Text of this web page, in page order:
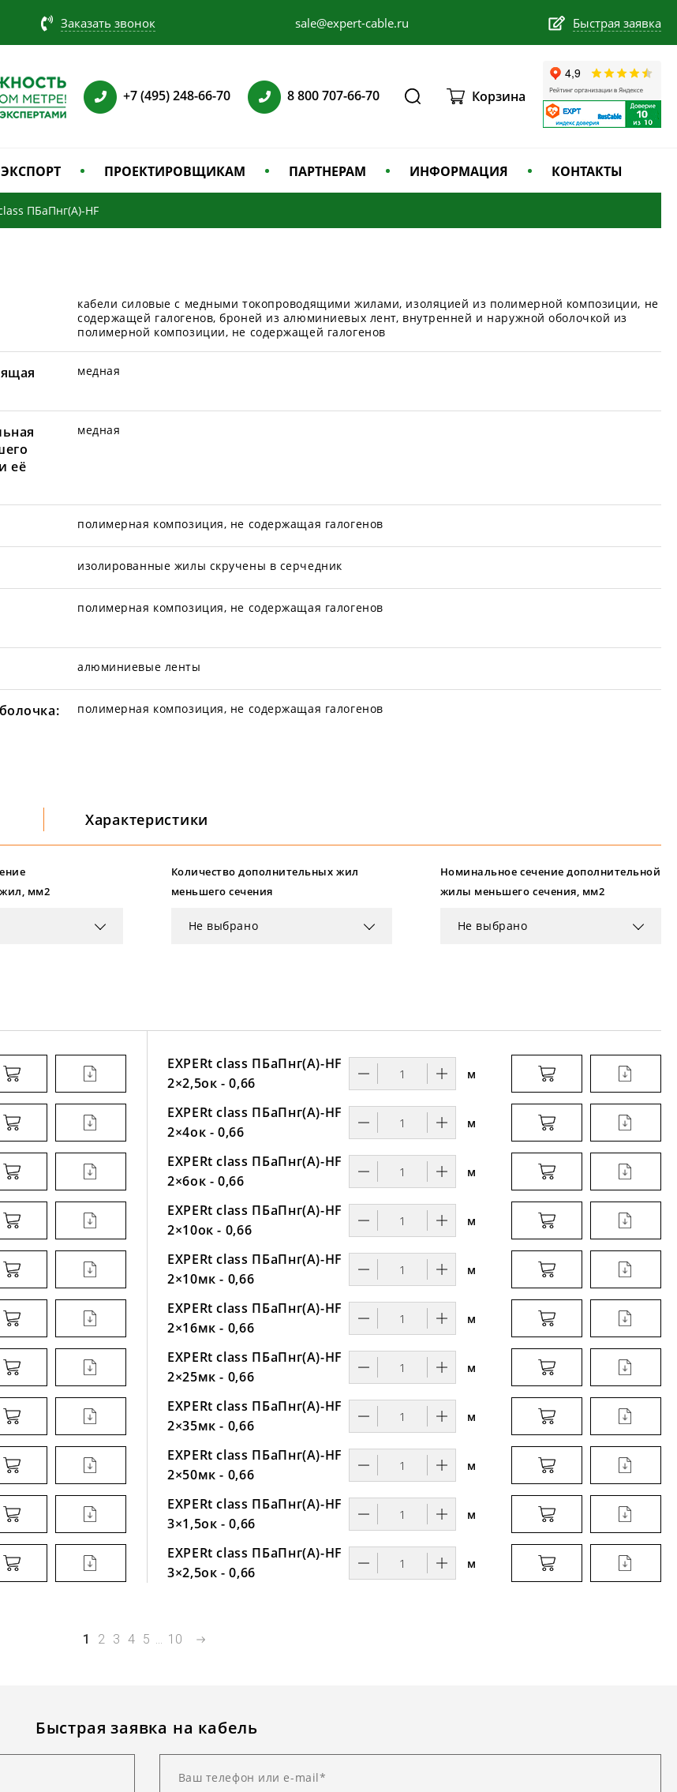
Заказать звонок sale@expert-cable.ru Быстрая заявка
+7 (495) 248-66-70 8 800 707-66-70 Корзина
ЭКСПОРТ ПРОЕКТИРОВЩИКАМ ПАРТНЕРАМ ИНФОРМАЦИЯ КОНТАКТЫ
ПБаПнг(А)-HF
кабели силовые с медными токопроводящими жилами, изоляцией из полимерной композиции, не
содержащей галогенов, броней из алюминиевых лент, внутренней и наружной оболочкой из
полимерной композиции, не содержащей галогенов
медная
её
медная
полимерная композиция, не содержащая галогенов
изолированные жилы скручены в серчедник
полимерная композиция, не содержащая галогенов
алюминиевые ленты
полимерная композиция, не содержащая галогенов
Характеристики
мм2
Количество дополнительных жил
меньшего сечения
Не выбрано
Номинальное сечение дополнительной
жилы меньшего сечения, мм2
Не выбрано
EXPERt class ПБаПнг(А)-HF
2×2,5ок - 0,66
м
EXPERt class ПБаПнг(А)-HF
2×4ок - 0,66
м
EXPERt class ПБаПнг(А)-HF
2×6ок - 0,66
м
EXPERt class ПБаПнг(А)-HF
2×10ок - 0,66
м
EXPERt class ПБаПнг(А)-HF
2×10мк - 0,66
м
EXPERt class ПБаПнг(А)-HF
2×16мк - 0,66
м
EXPERt class ПБаПнг(А)-HF
2×25мк - 0,66
м
EXPERt class ПБаПнг(А)-HF
2×35мк - 0,66
м
EXPERt class ПБаПнг(А)-HF
2×50мк - 0,66
м
EXPERt class ПБаПнг(А)-HF
3×1,5ок - 0,66
м
EXPERt class ПБаПнг(А)-HF
3×2,5ок - 0,66
м
1 2 3 4 5 ... 10
Быстрая заявка на кабель